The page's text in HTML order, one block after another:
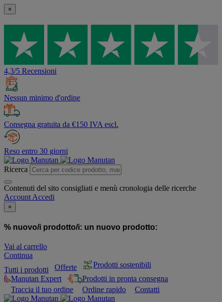
×
4,3/5 Recensioni
Nessun minimo d'ordine
Consegna gratuita da €150 IVA escl.
Reso entro 30 giorni
Ricerca
Contenuti del sito consigliati e menù cronologia delle ricerche
Account Accedi
×
% nuovo/i prodotto/i: un nuovo prodotto:
Vai al carrello
Continua
Tutti i prodotti
Offerte
Prodotti sostenibili
Manutan Expert
Prodotti in pronta consegna
Traccia il tuo ordine
Ordine rapido Contatti